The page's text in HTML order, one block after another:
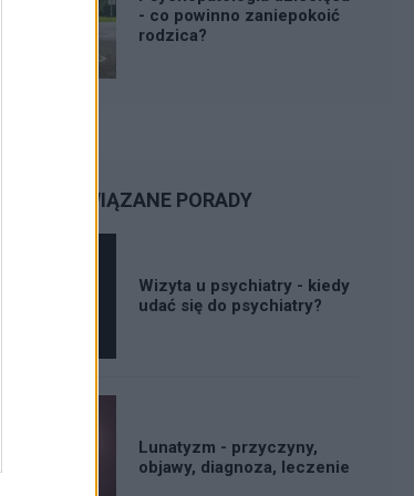
- co powinno zaniepokoić
rodzica?
POWIĄZANE PORADY
Wizyta u psychiatry - kiedy
udać się do psychiatry?
Lunatyzm - przyczyny,
objawy, diagnoza, leczenie